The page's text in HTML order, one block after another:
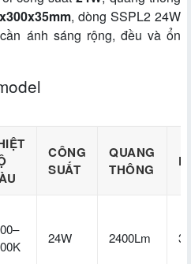
, dòng SSPL2 24W
ánh sáng rộng, đều và ổn
CÔNG
SUẤT
QUANG
THÔNG
24W 2400Lm